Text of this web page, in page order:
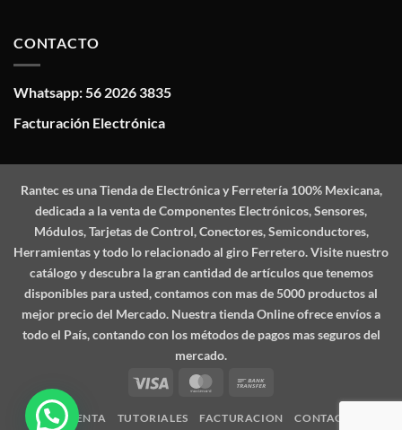
CONTACTO
Whatsapp: 56 2026 3835
Facturación Electrónica
Ranteces una Tienda de Electrónica y Ferretería 100% Mexicana,
dedicada a la venta de Componentes Electrónicos, Sensores,
Módulos, Tarjetas de Control, Conectores, Semiconductores,
Herramientas y todo lo relacionado al giro Ferretero. Visite nuestro
catálogo y descubra la gran cantidad de artículos que tenemos
disponibles para usted, contamos con mas de 5000 productos al
mejor precio del Mercado. Nuestra tienda Online ofrece envíos a
todo el País, contando con los métodos de pagos mas seguros del
mercado.
Visa
MasterCard
MI CUENTA TUTORIALES FACTURACION CONTACTO